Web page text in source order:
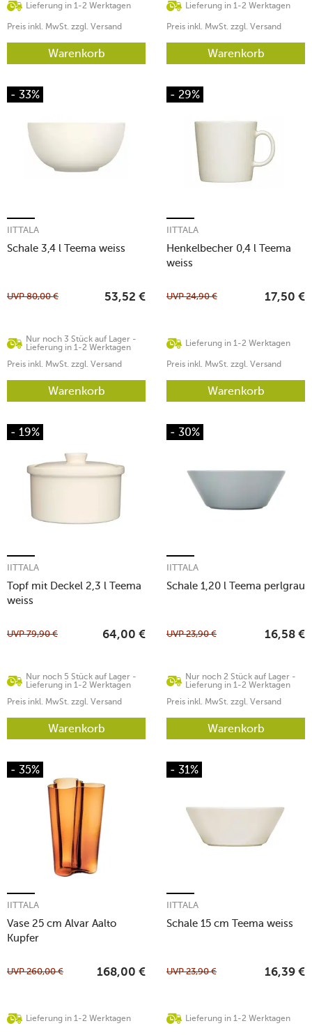
Lieferung in 1-2 Werktagen
Preis inkl. MwSt. zzgl. Versand
Warenkorb
Lieferung in 1-2 Werktagen
Preis inkl. MwSt. zzgl. Versand
Warenkorb
- 33%
Schale 3,4 l Teema weiss
IITTALA
Nur noch 3 Stück auf Lager -
Lieferung in 1-2 Werktagen
UVP80,00 € 53,52 €
Preis inkl. MwSt. zzgl. Versand
Warenkorb
- 29%
Henkelbecher 0,4 l Teema
weiss
IITTALA
Lieferung in 1-2 Werktagen
UVP24,90 € 17,50 €
Preis inkl. MwSt. zzgl. Versand
Warenkorb
- 19%
Topf mit Deckel 2,3 l Teema
weiss
IITTALA
Nur noch 5 Stück auf Lager -
Lieferung in 1-2 Werktagen
UVP79,90 € 64,00 €
Preis inkl. MwSt. zzgl. Versand
Warenkorb
- 30%
Schale 1,20 l Teema perlgrau
IITTALA
Nur noch 2 Stück auf Lager -
Lieferung in 1-2 Werktagen
UVP23,90 € 16,58 €
Preis inkl. MwSt. zzgl. Versand
Warenkorb
- 35%
Vase 25 cm Alvar Aalto
Kupfer
IITTALA
Lieferung in 1-2 Werktagen
UVP260,00 € 168,00 €
- 31%
Schale 15 cm Teema weiss
IITTALA
Lieferung in 1-2 Werktagen
UVP23,90 € 16,39 €